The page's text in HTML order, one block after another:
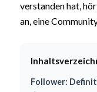
verstanden hat,
an, eine
Follower: